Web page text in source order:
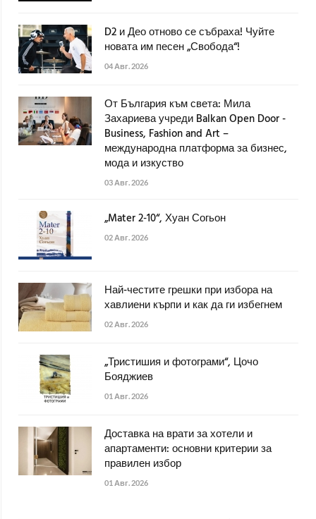
D2 и Део отново се събраха! Чуйте
новата им песен „Свобода“!
04 Авг. 2026
От България към света: Мила
Захариева учреди Balkan Open Door -
Business, Fashion and Art –
международна платформа за бизнес,
мода и изкуство
03 Авг. 2026
„Mater 2-10“, Хуан Согьон
02 Авг. 2026
Най-честите грешки при избора на
хавлиени кърпи и как да ги избегнем
02 Авг. 2026
„Тристишия и фотограми“, Цочо
Бояджиев
01 Авг. 2026
Доставка на врати за хотели и
апартаменти: основни критерии за
правилен избор
01 Авг. 2026